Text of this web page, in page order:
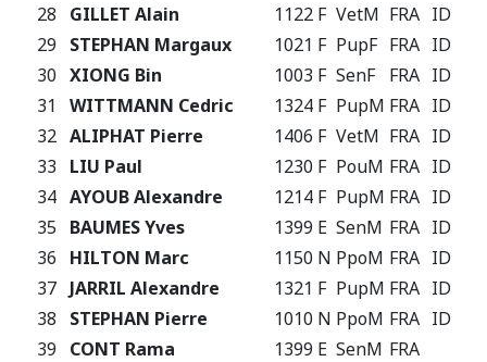
28
GILLET Alain 1122 F VetM FRA IDF
29
STEPHAN Margaux 1021 F PupF FRA IDF
30 XIONG Bin 1003 F SenF FRA IDF
31
WITTMANN Cedric 1324 F PupM FRA IDF
32 ALIPHAT Pierre 1406 F VetM FRA IDF
33
LIU Paul 1230 F PouM FRA IDF
34 AYOUB Alexandre 1214 F PupM FRA IDF
35
BAUMES Yves 1399 E SenM FRA IDF
36
HILTON Marc 1150 N PpoM FRA IDF
37 JARRIL Alexandre 1321 F PupM FRA IDF
38
STEPHAN Pierre 1010 N PpoM FRA IDF
39
CONT Rama 1399 E SenM FRA